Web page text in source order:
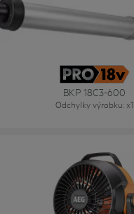
BKP 18C3-600
Odchylky výrobku: x1